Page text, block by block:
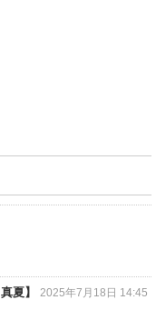
夏】 2025年7月18日 14:45